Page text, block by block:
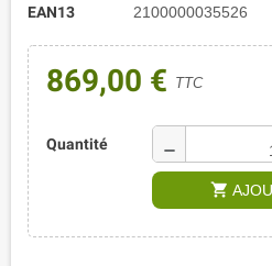
EAN13
2100000035526
869,00 € TTC
Quantité remove
shopping_cart